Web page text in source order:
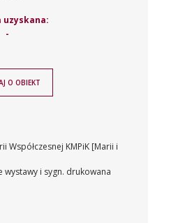
uzyskana:
-
O OBIEKT
Współczesnej KMPiK [Marii i
i sygn. drukowana